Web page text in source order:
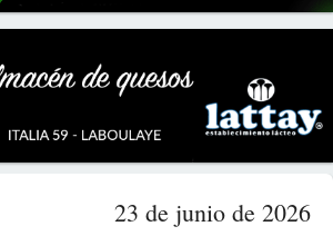
23 de junio de 2026